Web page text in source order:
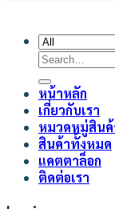
Search
หน้าหลัก
เกี่ยวกับเรา
หมวดหมู่สินค้
สินค้าทั้งหมด
แคตตาล็อก
ติดต่อเรา